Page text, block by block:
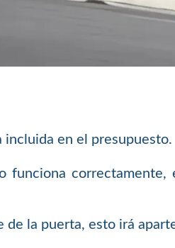
incluida en el presupuesto.
funciona
la puerta, esto irá